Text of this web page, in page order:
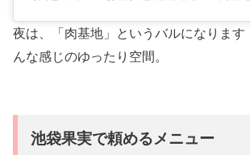
夜は、「肉基地」というバルになります
んな感じのゆったり空間。
池袋果実で頼めるメニュー